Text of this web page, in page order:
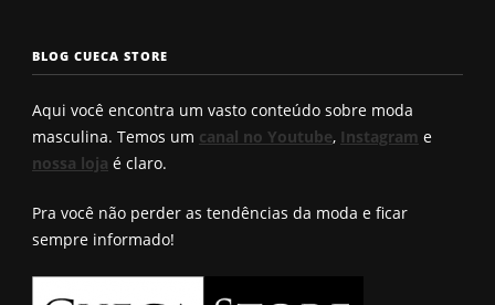
Roberto
BLOG CUECA STORE
Aqui você encontra um vasto conteúdo sobre moda
masculina. Temos um canal no Youtube, Instagram e
nossa loja é claro.
Pra você não perder as tendências da moda e ficar
sempre informado!